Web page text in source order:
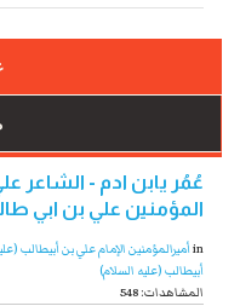
عُمُر يابن ادم - الشاعر
المؤمنين علي بن ابي
inأميرالمؤمنين الإمام علي بن أبيطالب
أبيطالب (عليه السلام)
548 :المشاهدات